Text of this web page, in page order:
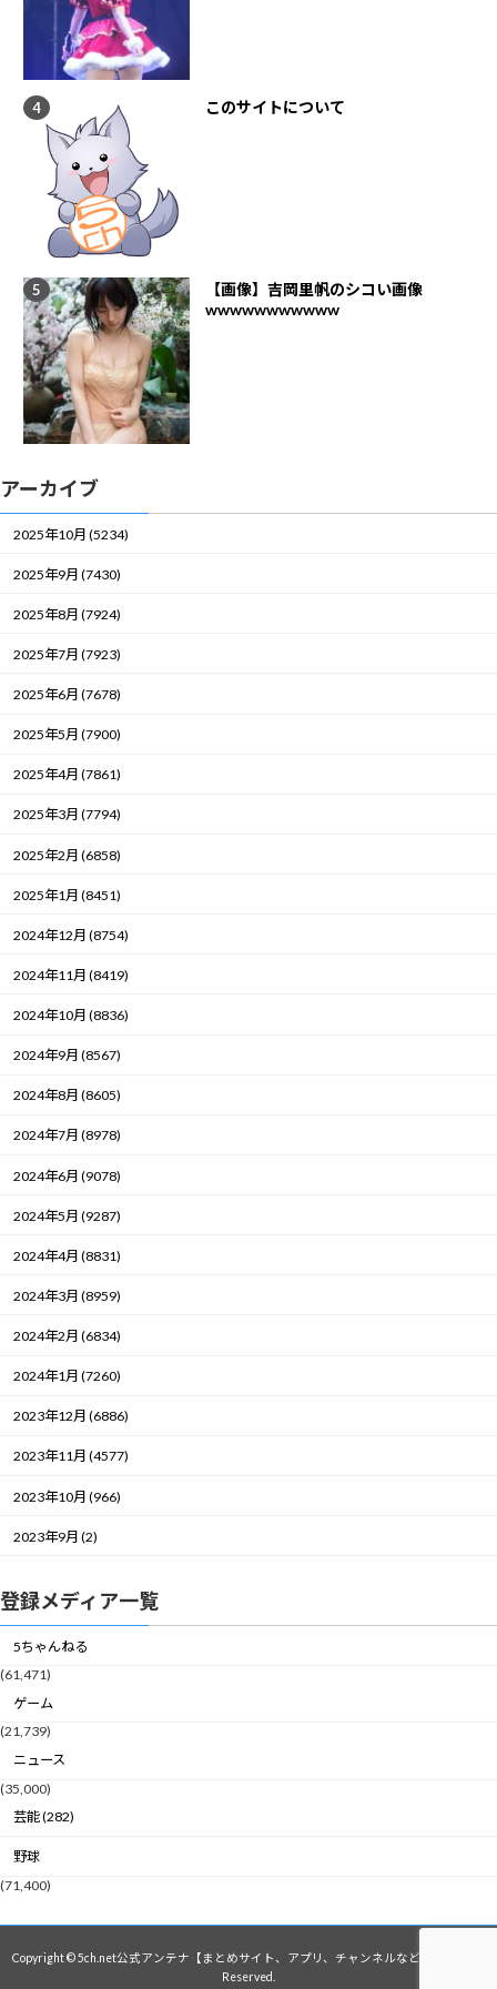
このサイトについて
【画像】吉岡里帆のシコい画像
wwwwwwwwwww
アーカイブ
2025年10月 (5234)
2025年9月 (7430)
2025年8月 (7924)
2025年7月 (7923)
2025年6月 (7678)
2025年5月 (7900)
2025年4月 (7861)
2025年3月 (7794)
2025年2月 (6858)
2025年1月 (8451)
2024年12月 (8754)
2024年11月 (8419)
2024年10月 (8836)
2024年9月 (8567)
2024年8月 (8605)
2024年7月 (8978)
2024年6月 (9078)
2024年5月 (9287)
2024年4月 (8831)
2024年3月 (8959)
2024年2月 (6834)
2024年1月 (7260)
2023年12月 (6886)
2023年11月 (4577)
2023年10月 (966)
2023年9月 (2)
登録メディア一覧
5ちゃんねる
(61,471)
ゲーム
(21,739)
ニュース
(35,000)
芸能 (282)
野球
(71,400)
Copyright © 5ch.net公式アンテナ【まとめサイト、アプリ、チャンネルなど】 All Rights
Reserved.